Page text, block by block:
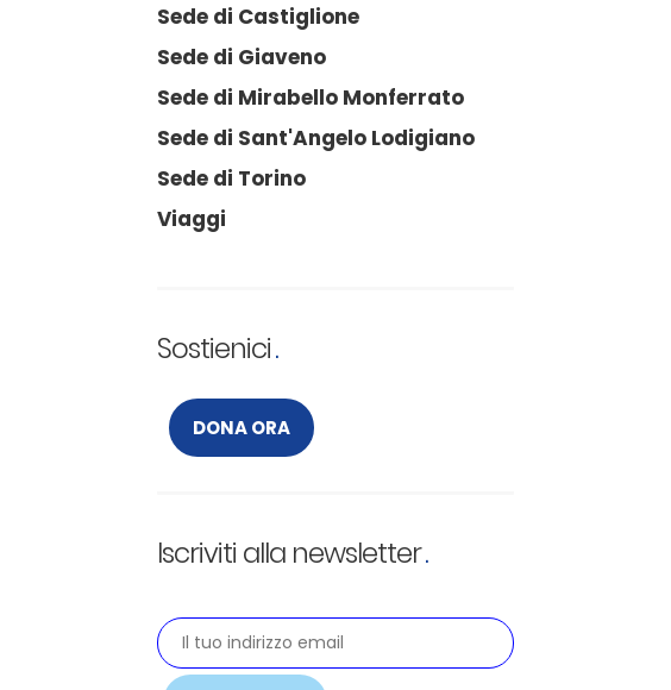
Sede di Castiglione
Sede di Giaveno
Sede di Mirabello Monferrato
Sede di Sant'Angelo Lodigiano
Sede di Torino
Viaggi
Sostienici
DONA ORA
Iscriviti alla newsletter